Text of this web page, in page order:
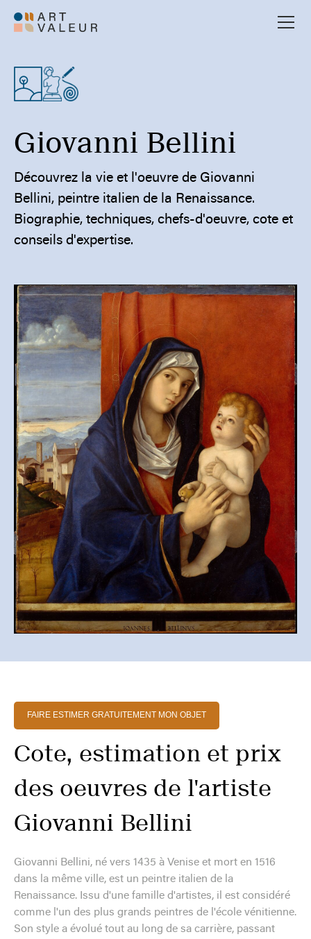
Giovanni Bellini
Découvrez la vie et l'oeuvre de Giovanni
Bellini, peintre italien de la Renaissance.
Biographie, techniques, chefs-d'oeuvre, cote et
conseils d'expertise.
FAIRE ESTIMER GRATUITEMENT MON OBJET
Cote, estimation et prix
des oeuvres de l'artiste
Giovanni Bellini
Giovanni Bellini, né vers 1435 à Venise et mort en 1516
dans la même ville, est un peintre italien de la
Renaissance. Issu d'une famille d'artistes, il est considéré
comme l'un des plus grands peintres de l'école vénitienne.
Son style a évolué tout au long de sa carrière, passant